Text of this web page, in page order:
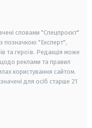
словами "Спецпроєкт"
позначкою "Експерт",
та героїв. Редакція може
щодо реклами та правил
користування сайтом.
для осіб старше 21